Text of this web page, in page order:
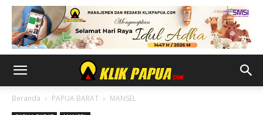
Beranda PAPUA BARAT MANSEL